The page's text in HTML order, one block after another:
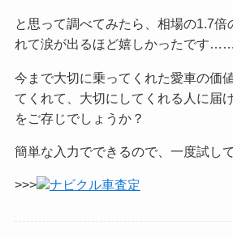
と思って調べてみたら、相場の1.7倍
れて涙が出るほど嬉しかったです……
今まで大切に乗ってくれた愛車の価
てくれて、大切にしてくれる人に届
をご存じでしょうか？
簡単な入力でできるので、一度試し
>>> ナビクル車査定